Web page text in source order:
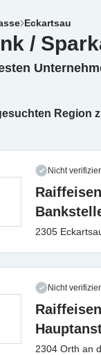
Eckartsau
/
Region
Nicht
2305
Nicht
2304 Orth an